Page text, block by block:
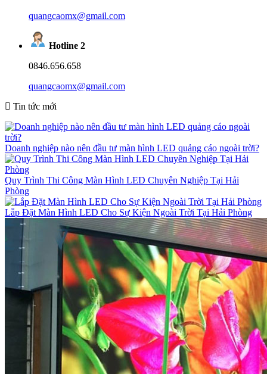
quangcaomx@gmail.com
Hotline 2
0846.656.658
quangcaomx@gmail.com
Tin tức mới
Doanh nghiệp nào nên đầu tư màn hình LED quảng cáo ngoài trời?
Quy Trình Thi Công Màn Hình LED Chuyên Nghiệp Tại Hải
Phòng
Lắp Đặt Màn Hình LED Cho Sự Kiện Ngoài Trời Tại Hải Phòng